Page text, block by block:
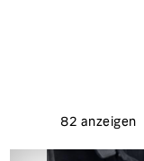
82 anzeigen